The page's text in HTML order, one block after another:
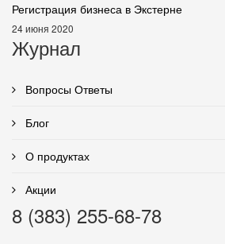
Регистрация бизнеса в Экстерне
24 июня 2020
Журнал
Вопросы Ответы
Блог
О продуктах
Акции
8 (383) 255-68-78